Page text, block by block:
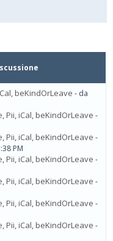
beKindOrLeave - da
Pii, iCal, beKindOrLeave -
Pii, iCal, beKindOrLeave -
PM
Pii, iCal, beKindOrLeave -
Pii, iCal, beKindOrLeave -
Pii, iCal, beKindOrLeave -
Pii, iCal, beKindOrLeave -